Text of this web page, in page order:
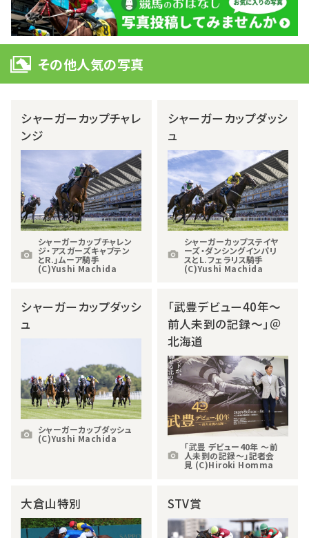
その他人気の写真
シャーガーカップチャレ
ンジ
シャーガーカップチャレン
ジ・アスガーズキャプテン
とR.」ムーア騎手
(C)Yushi Machida
シャーガーカップダッシ
ュ
シャーガーカップステイヤ
ーズ・ダンシングインパリ
スとL.フェラリス騎手
(C)Yushi Machida
シャーガーカップダッシ
ュ
シャーガーカップダッシュ
(C)Yushi Machida
「武豊デビュー40年～
前人未到の記録～」＠
北海道
「武豊 デビュー40年 ～前
人未到の記録～」記者会
見 (C)Hiroki Homma
大倉山特別 STV賞